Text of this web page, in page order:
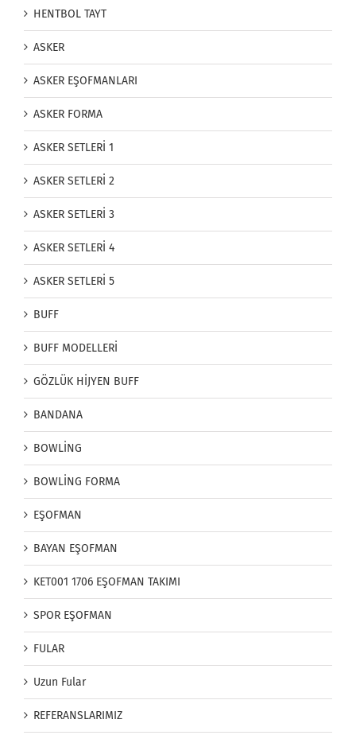
HENTBOL TAYT
ASKER
ASKER EŞOFMANLARI
ASKER FORMA
ASKER SETLERİ 1
ASKER SETLERİ 2
ASKER SETLERİ 3
ASKER SETLERİ 4
ASKER SETLERİ 5
BUFF
BUFF MODELLERİ
GÖZLÜK HİJYEN BUFF
BANDANA
BOWLİNG
BOWLİNG FORMA
EŞOFMAN
BAYAN EŞOFMAN
KET001 1706 EŞOFMAN TAKIMI
SPOR EŞOFMAN
FULAR
Uzun Fular
REFERANSLARIMIZ